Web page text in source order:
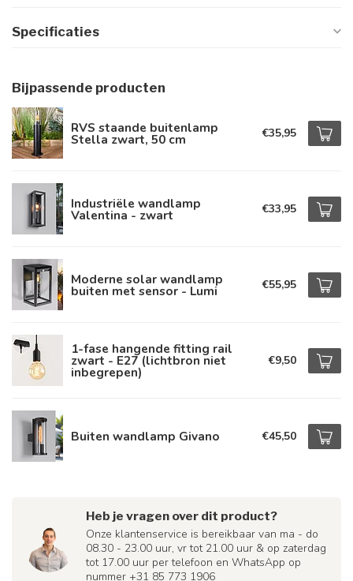
Specificaties
Bijpassende producten
RVS staande buitenlamp
Stella zwart, 50 cm €35,95
Industriële wandlamp
Valentina - zwart €33,95
Moderne solar wandlamp
buiten met sensor - Lumi €55,95
1-fase hangende fitting rail
zwart - E27 (lichtbron niet
inbegrepen)
€9,50
Buiten wandlamp Givano €45,50
Heb je vragen over dit product?
Onze klantenservice is bereikbaar van ma - do
08.30 - 23.00 uur, vr tot 21.00 uur & op zaterdag
tot 17.00 uur per telefoon en WhatsApp op
nummer +31 85 773 1906